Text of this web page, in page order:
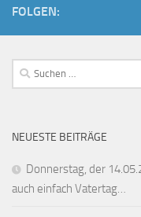
FOLGEN:
Suchen
nach:
NEUESTE BEITRÄGE
Donnerstag, der
auch einfach Vatertag…